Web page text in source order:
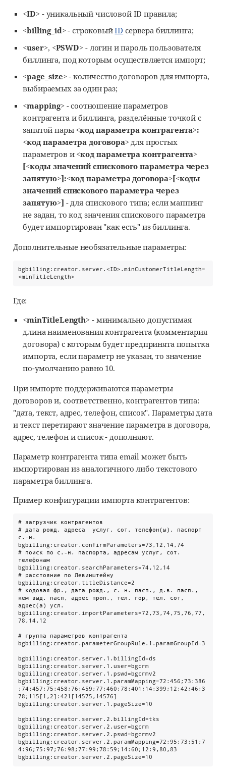
<ID> - уникальный числовой ID правила;
<billing_id>- строковыйID сервера биллинга;
<user>, <PSWD> - логин и пароль пользователя
биллинга, под которым осуществляется импорт;
<page_size>- количество договоров для импорта,
выбираемых за один раз;
<mapping>- соотношение параметров
контрагента и биллинга, разделённые точкой с
запятой пары <код параметра контрагента>:
<код параметра договора>для простых
параметров и <код параметра контрагента>
[<коды значений спискового параметра через
запятую>]:<код параметра договора>[<коды
значений спискового параметра через
запятую>] - для спискового типа; если маппинг
не задан, то код значения спискового параметра
будет импортирован "как есть" из биллинга.
Дополнительные необязательные параметры:
bgbilling:creator.server.<ID>.minCustomerTitleLength=
<minTitleLength>
Где:
<minTitleLength> - минимально допустимая
длина наименования контрагента (комментария
договора) с которым будет предпринята попытка
импорта, если параметр не указан, то значение
по-умолчанию равно 10.
При импорте поддерживаются параметры
договоров и, соответственно, контрагентов типа:
"дата, текст, адрес, телефон, список". Параметры дата
и текст перетирают значение параметра в договора,
адрес, телефон и список - дополняют.
Параметр контрагента типа email может быть
импортирован из аналогичного либо текстового
параметра биллинга.
Пример конфигурации импорта контрагентов:
# загрузчик контрагентов
# дата рожд, адреса  услуг, сот. телефон(ы), паспорт
с.-н.
bgbilling:creator.confirmParameters=73,12,14,74
# поиск по с.-н. паспорта, адресам услуг, сот.
телефонам
bgbilling:creator.searchParameters=74,12,14
# расстояние по Левинштейну
bgbilling:creator.titleDistance=2
# кодовая фр., дата рожд., с.-н. пасп., д.в. пасп.,
кем выд. пасп, адрес проп., тел. гор, тел. сот,
адрес(а) усл.
bgbilling:creator.importParameters=72,73,74,75,76,77,
78,14,12
# группа параметров контрагента
bgbilling:creator.parameterGroupRule.1.paramGroupId=3
bgbilling:creator.server.1.billingId=ds
bgbilling:creator.server.1.user=bgcrm
bgbilling:creator.server.1.pswd=bgcrmv2
bgbilling:creator.server.1.paramMapping=72:456;73:386
;74:457;75:458;76:459;77:460;78:401;14:399;12:42;46:3
78;115[1,2]:421[14575,14576]
bgbilling:creator.server.1.pageSize=10
bgbilling:creator.server.2.billingId=tks
bgbilling:creator.server.2.user=bgcrm
bgbilling:creator.server.2.pswd=bgcrmv2
bgbilling:creator.server.2.paramMapping=72:95;73:51;7
4:96;75:97;76:98;77:99;78:59;14:60;12:9,80,83
bgbilling:creator.server.2.pageSize=10